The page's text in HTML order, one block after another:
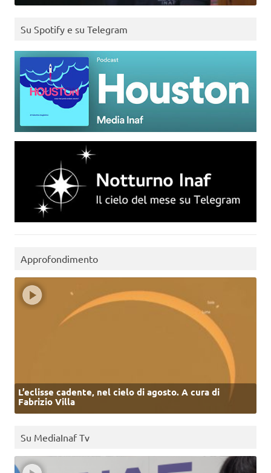
Su Spotify e su Telegram
Approfondimento
L’eclisse cadente, nel cielo di agosto. A cura di
Fabrizio Villa
Su MediaInaf Tv